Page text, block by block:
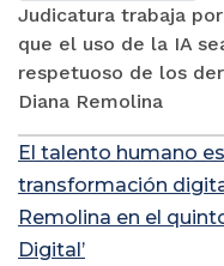
Judicatura trabaja
que el uso de la IA
respetuoso de los
Diana Remolina
El talento humano
transformación
Remolina en el
Digital’